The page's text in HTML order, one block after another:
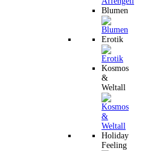
Blumen
Erotik
Kosmos
&
Weltall
Holiday
Feeling